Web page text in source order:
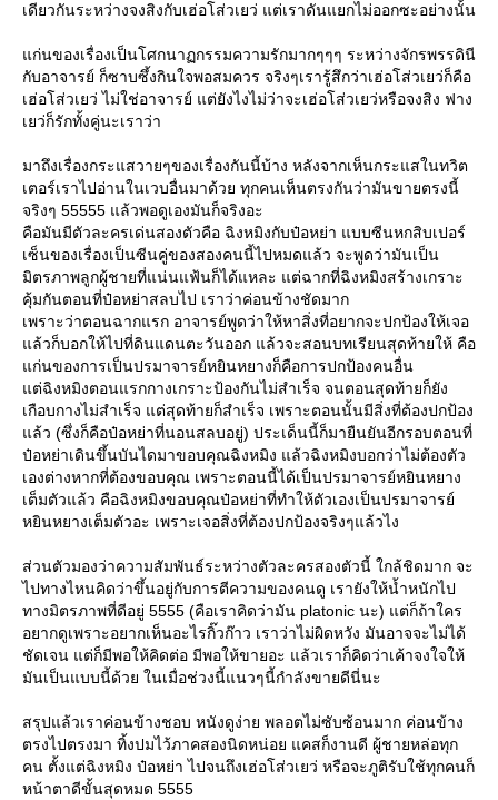
เดียวกันระหว่างจงสิงกับเฮ่อโส่วเยว่ แต่เราดันแยกไม่ออกซะอย่างนั้น
ก่นของเรื่องเป็นโศกนาฏกรรมความรักมากๆๆๆ ระหว่างจักรพรรดินี
กับอาจารย์ ก็ซาบซึ้งกินใจพอสมควร จริงๆเรารู้สึกว่าเฮ่อโส่วเยว่ก็คือ
เฮ่อโส่วเยว่ ไม่ใช่อาจารย์ แต่ยังไงไม่ว่าจะเฮ่อโส่วเยว่หรือจงสิง ฟาง
เยว่ก็รักทั้งคู่นะเราว่า
มาถึงเรื่องกระแสวายๆของเรื่องกันนี้บ้าง หลังจากเห็นกระแสในทวิต
เตอร์เราไปอ่านในเวบอื่นมาด้วย ทุกคนเห็นตรงกันว่ามันขายตรงนี้
จริงๆ 55555 แล้วพอดูเองมันก็จริงอะ
คือมันมีตัวละครเด่นสองตัวคือ ฉิงหมิงกับป๋อหย่า แบบซีนหกสิบเปอร์
เซ็นของเรื่องเป็นซีนคู่ของสองคนนี้ไปหมดแล้ว จะพูดว่ามันเป็น
มิตรภาพลูกผู้ชายที่แน่นแฟ้นก็ได้แหละ แต่ฉากที่ฉิงหมิงสร้างเกราะ
คุ้มกันตอนที่ป๋อหย่าสลบไป เราว่าค่อนข้างชัดมาก
เพราะว่าตอนฉากแรก อาจารย์พูดว่าให้หาสิ่งที่อยากจะปกป้องให้เจอ
ล้วก็บอกให้ไปที่ดินแดนตะวันออก แล้วจะสอนบทเรียนสุดท้ายให้ คือ
ก่นของการเป็นปรมาจารย์หยินหยางก็คือการปกป้องคนอื่น
ต่ฉิงหมิงตอนแรกกางเกราะป้องกันไม่สำเร็จ จนตอนสุดท้ายก็ยัง
เกือบกางไม่สำเร็จ แต่สุดท้ายก็สำเร็จ เพราะตอนนั้นมีสิ่งที่ต้องปกป้อง
ล้ว (ซึ่งก็คือป๋อหย่าที่นอนสลบอยู่) ประเด็นนี้ก็มายืนยันอีกรอบตอนที่
ป๋อหย่าเดินขึ้นบันไดมาขอบคุณฉิงหมิง แล้วฉิงหมิงบอกว่าไม่ต้องตัว
เองต่างหากที่ต้องขอบคุณ เพราะตอนนี้ได้เป็นปรมาจารย์หยินหยาง
เต็มตัวแล้ว คือฉิงหมิงขอบคุณป๋อหย่าที่ทำให้ตัวเองเป็นปรมาจารย์
หยินหยางเต็มตัวอะ เพราะเจอสิ่งที่ต้องปกป้องจริงๆแล้วไง
ส่วนตัวมองว่าความสัมพันธ์ระหว่างตัวละครสองตัวนี้ ใกล้ชิดมาก จะ
ไปทางไหนคิดว่าขึ้นอยู่กับการตีความของคนดู เรายังให้น้ำหนักไป
ทางมิตรภาพที่ดีอยู่ 5555 (คือเราคิดว่ามัน platonic นะ) แต่ก็ถ้าใคร
อยากดูเพราะอยากเห็นอะไรกิ๊วก๊าว เราว่าไม่ผิดหวัง มันอาจจะไม่ได้
ชัดเจน แต่ก็มีพอให้คิดต่อ มีพอให้ขายอะ แล้วเราก็คิดว่าเค้าจงใจให้
มันเป็นแบบนี้ด้วย ในเมื่อช่วงนี้แนวๆนี้กำลังขายดีนี่นะ
สรุปแล้วเราค่อนข้างชอบ หนังดูง่าย พลอตไม่ซับซ้อนมาก ค่อนข้าง
ตรงไปตรงมา ทิ้งปมไว้ภาคสองนิดหน่อย แคสก็งานดี ผู้ชายหล่อทุก
คน ตั้งแต่ฉิงหมิง ป๋อหย่า ไปจนถึงเฮ่อโส่วเยว่ หรือจะภูติรับใช้ทุกคนก็
หน้าตาดีขั้นสุดหมด 5555